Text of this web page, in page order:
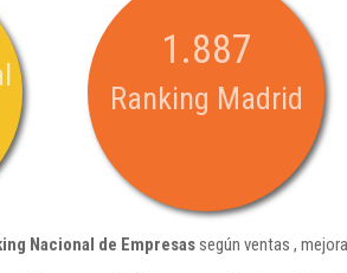
1.887
Ranking Madrid
Nacional de Empresassegún ventas ,